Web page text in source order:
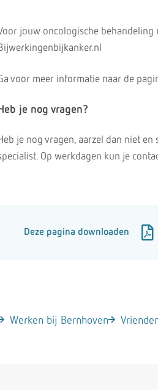
jouw oncologische
voor meer informatie naar de
Heb je nog vragen?
je nog vragen, aarzel dan niet
Op werkdagen kun je
Deze pagina downloaden
Werken bij Bernhoven